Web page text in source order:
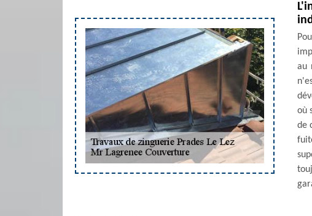
au
où
de